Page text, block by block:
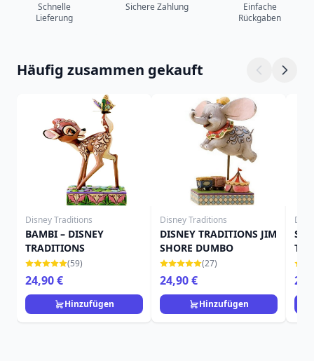
Schnelle
Lieferung
Sichere Zahlung
Einfache
Rückgaben
Häufig zusammen gekauft
Disney Traditions
BAMBI – DISNEY
TRADITIONS
(59)
24,90 €
Hinzufügen
Disney Traditions
DISNEY TRADITIONS JIM
SHORE DUMBO
(27)
24,90 €
Hinzufügen